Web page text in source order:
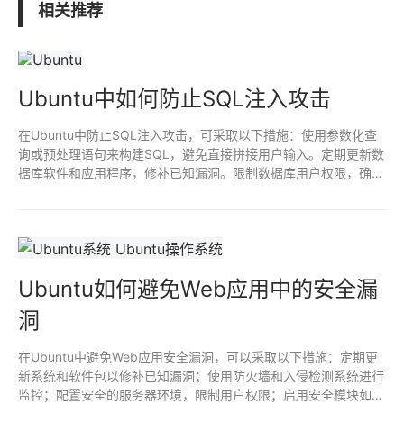
相关推荐
Ubuntu中如何防止SQL注入攻击
在Ubuntu中防止SQL注入攻击，可采取以下措施：使用参数化查
询或预处理语句来构建SQL，避免直接拼接用户输入。定期更新数
据库软件和应用程序，修补已知漏洞。限制数据库用户权限，确保
Ubuntu如何避免Web应用中的安全漏
洞
在Ubuntu中避免Web应用安全漏洞，可以采取以下措施：定期更
新系统和软件包以修补已知漏洞；使用防火墙和入侵检测系统进行
监控；配置安全的服务器环境，限制用户权限；启用安全模块如